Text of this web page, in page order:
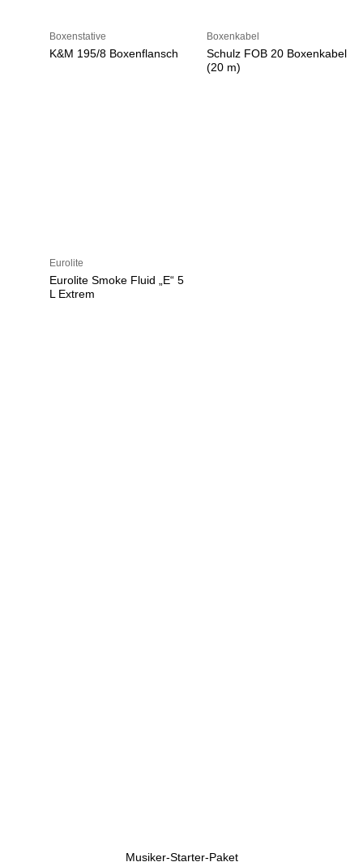
Boxenstative
K&M 195/8 Boxenflansch
Boxenkabel
Schulz FOB 20 Boxenkabel
(20 m)
Eurolite
Eurolite Smoke Fluid „E“ 5
L Extrem
Musiker-Starter-Paket